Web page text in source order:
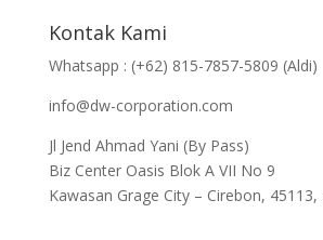
Kontak Kami
Whatsapp : (+62) 815-7857-5809 (Aldi)
info@dw-corporation.com
Jl Jend Ahmad Yani (By Pass)
Biz Center Oasis Blok A VII No 9
Kawasan Grage City – Cirebon, 45113,